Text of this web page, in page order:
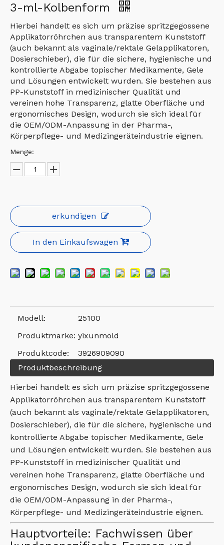
3-ml-Kolbenform
Hierbei handelt es sich um präzise spritzgegossene
Applikatorröhrchen aus transparentem Kunststoff
(auch bekannt als vaginale/rektale Gelapplikatoren,
Dosierschieber), die für die sichere, hygienische und
kontrollierte Abgabe topischer Medikamente, Gele
und Lösungen entwickelt wurden. Sie bestehen aus
PP-Kunststoff in medizinischer Qualität und
vereinen hohe Transparenz, glatte Oberfläche und
ergonomisches Design, wodurch sie sich ideal für
die OEM/ODM-Anpassung in der Pharma-,
Körperpflege- und Medizingeräteindustrie eignen.
Menge:
erkundigen
In den Einkaufswagen
Modell:
25100
Produktmarke: yixunmold
Produktcode:
3926909090
Produktbeschreibung
Hierbei handelt es sich um präzise spritzgegossene
Applikatorröhrchen aus transparentem Kunststoff
(auch bekannt als vaginale/rektale Gelapplikatoren,
Dosierschieber), die für die sichere, hygienische und
kontrollierte Abgabe topischer Medikamente, Gele
und Lösungen entwickelt wurden. Sie bestehen aus
PP-Kunststoff in medizinischer Qualität und
vereinen hohe Transparenz, glatte Oberfläche und
ergonomisches Design, wodurch sie sich ideal für
die OEM/ODM-Anpassung in der Pharma-,
Körperpflege- und Medizingeräteindustrie eignen.
Hauptvorteile: Fachwissen über